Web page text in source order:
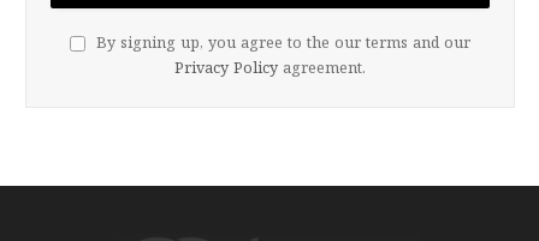
By signing up, you agree to the our terms and our
Privacy Policy agreement.